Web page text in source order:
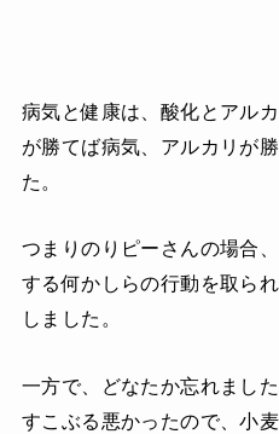
病気と健康は、酸化とアル
が勝てば病気、アルカリが
た。
つまりのりピーさんの場合
する何かしらの行動を取ら
しました。
一方で、どなたか忘れまし
すこぶる悪かったので、小